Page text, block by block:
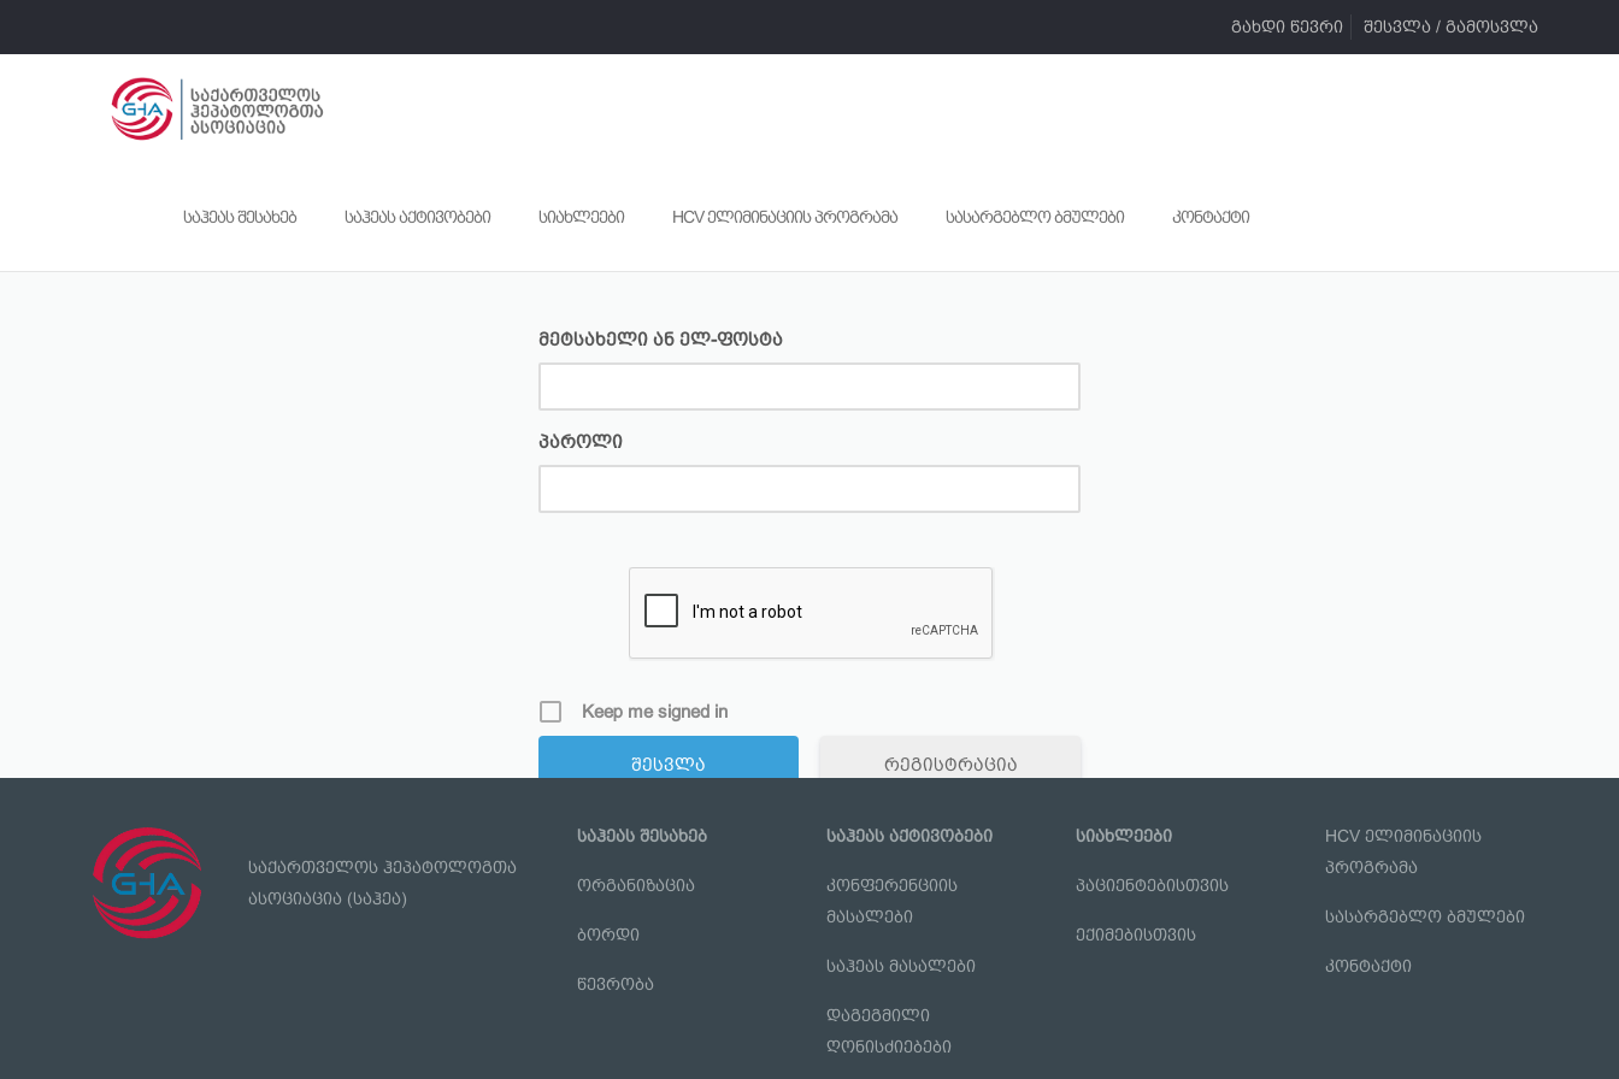
გახდი წევრი შესვლა / გამოსვლა
საჰეას შესახებ საჰეას აქტივობები სიახლეები HCV ელიმინაციის პროგრამა სასარგებლო ბმულები კონტაქტი
მეტსახელი ან ელ-ფოსტა
პაროლი
Keep me signed in
რეგისტრაცია
Forgot your password?
საქართველოს ჰეპატოლოგთა
ასოციაცია (საჰეა)
საჰეას შესახებ
ორგანიზაცია
ბორდი
წევრობა
საჰეას აქტივობები
კონფერენციის
მასალები
საჰეას მასალები
დაგეგმილი
ღონისძიებები
სიახლეები
პაციენტებისთვის
ექიმებისთვის
HCV ელიმინაციის
პროგრამა
სასარგებლო ბმულები
კონტაქტი